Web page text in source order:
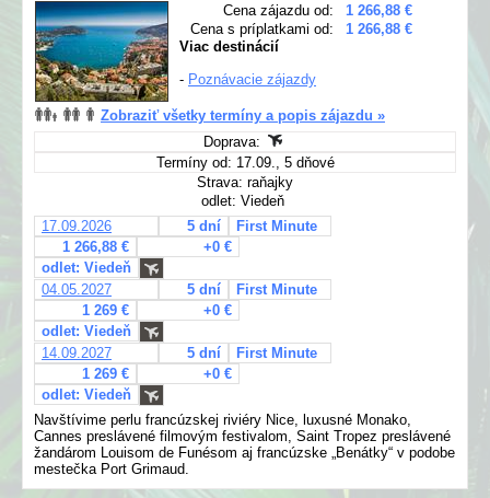
Cena zájazdu od:
1 266,88 €
Cena s príplatkami od:
1 266,88 €
Viac destinácií
- Poznávacie zájazdy
Zobraziť všetky termíny a popis zájazdu »
Doprava:
Termíny od: 17.09., 5 dňové
Strava: raňajky
odlet: Viedeň
17.09.2026
5 dní
First Minute
1 266,88 €
+0 €
odlet: Viedeň
04.05.2027
5 dní
First Minute
1 269 €
+0 €
odlet: Viedeň
14.09.2027
5 dní
First Minute
1 269 €
+0 €
odlet: Viedeň
Navštívime perlu francúzskej riviéry Nice, luxusné Monako,
Cannes preslávené filmovým festivalom, Saint Tropez preslávené
žandárom Louisom de Funésom aj francúzske „Benátky“ v podobe
mestečka Port Grimaud.